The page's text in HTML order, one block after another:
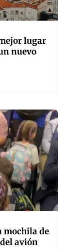
lugar
nuevo
mochila de
avión